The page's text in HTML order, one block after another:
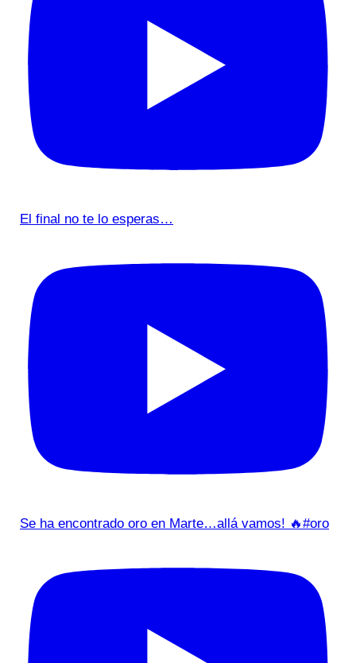
El final no te lo esperas…
Se ha encontrado oro en Marte…allá vamos! 🔥#oro